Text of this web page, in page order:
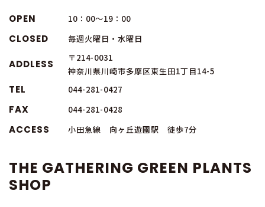
OPEN 10：00～19：00
CLOSED 毎週火曜日・水曜日
ADDLESS
〒214-0031
神奈川県川崎市多摩区東生田1丁目14-5
TEL 044-281-0427
FAX 044-281-0428
ACCESS 小田急線 向ヶ丘遊園駅 徒歩7分
THE GATHERING GREEN PLANTS
SHOP